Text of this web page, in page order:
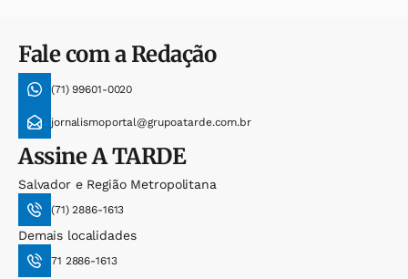
Fale com a Redação
(71) 99601-0020
jornalismoportal@grupoatarde.com.br
AssineA TARDE
Salvador e Região Metropolitana
(71) 2886-1613
Demais localidades
71 2886-1613